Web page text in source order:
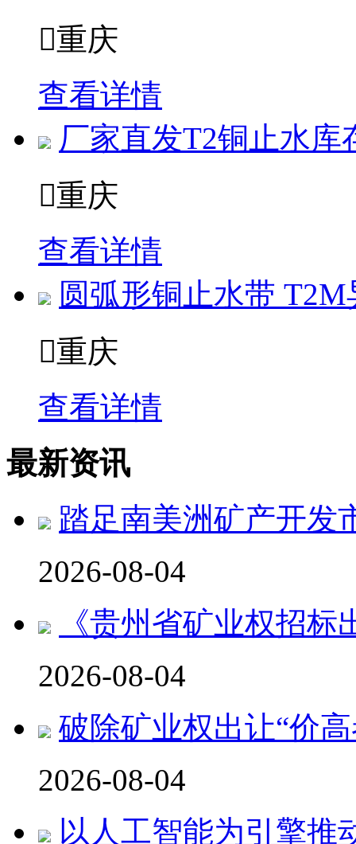
重庆
查看详情
厂家直发T2铜止水库
重庆
查看详情
圆弧形铜止水带
重庆
查看详情
最新资讯
踏足南美洲矿产开发
2026-08-04
《贵州省矿业权招标
2026-08-04
破除矿业权出让“价
2026-08-04
以人工智能为引擎推